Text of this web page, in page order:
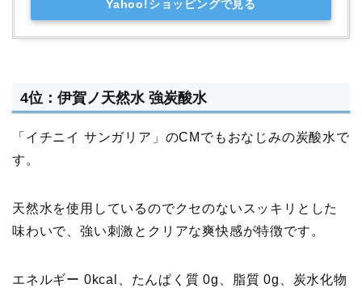
Yahoo!ショッピングで見る
4位：伊賀ノ天然水 強炭酸水
「イチニイ サンガリア」のCMでもおなじみの炭酸水で
す。
天然水を使用しているのでクセのないスッキリとした
味わいで、強い刺激とクリアな爽快感が特徴です。
エネルギー 0kcal、たんぱく質 0g、脂質 0g、炭水化物